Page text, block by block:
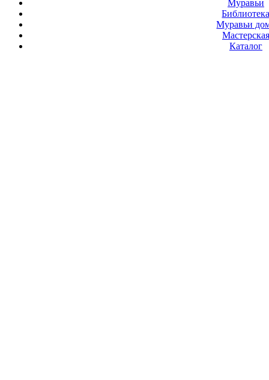
Муравьи
Муравьи
Мастерская
Каталог